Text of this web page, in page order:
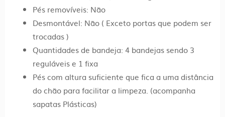
Pés removíveis: Não
Desmontável: Não ( Exceto portas que podem ser
trocadas )
Quantidades de bandeja: 4 bandejas sendo 3
reguláveis e 1 fixa
Pés com altura suficiente que fica a uma distância
do chão para facilitar a limpeza. (acompanha
sapatas Plásticas)